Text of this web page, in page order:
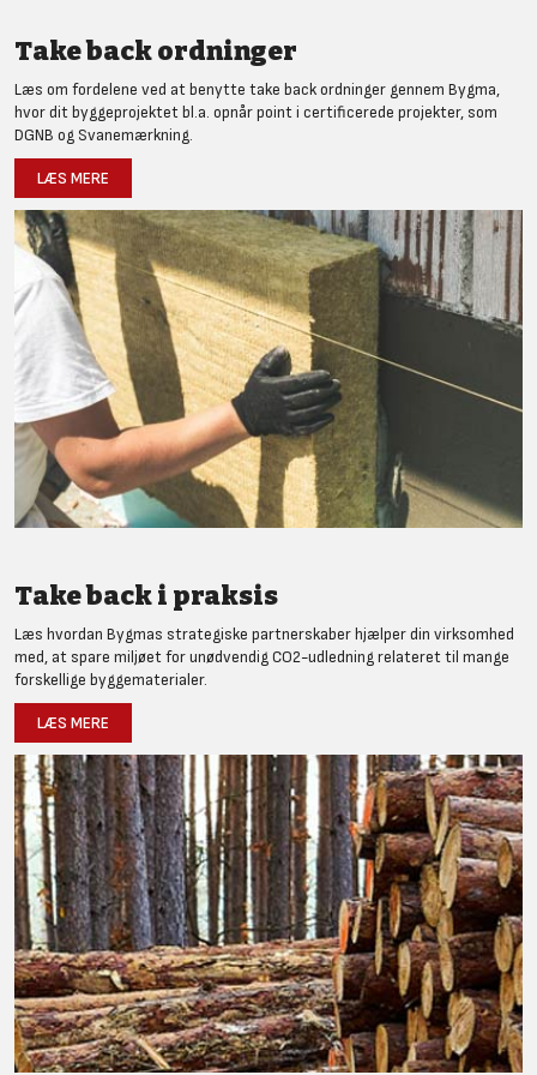
Take back ordninger
Læs om fordelene ved at benytte take back ordninger gennem Bygma,
hvor dit byggeprojektet bl.a. opnår point i certificerede projekter, som
DGNB og Svanemærkning.
LÆS MERE
Take back i praksis
Læs hvordan Bygmas strategiske partnerskaber hjælper din virksomhed
med, at spare miljøet for unødvendig CO2-udledning relateret til mange
forskellige byggematerialer.
LÆS MERE